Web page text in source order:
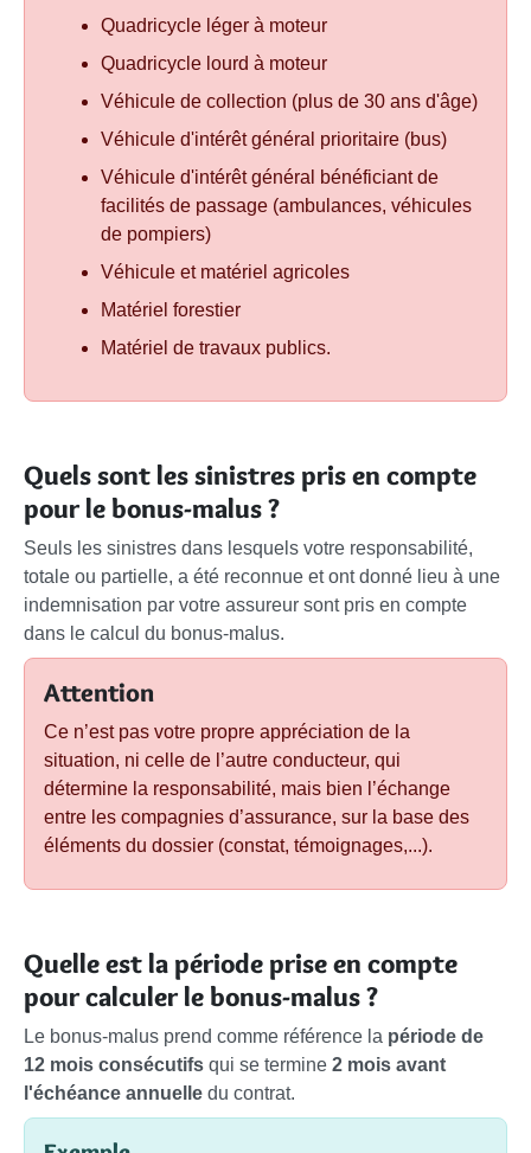
Quadricycle léger à moteur
Quadricycle lourd à moteur
Véhicule de collection (plus de 30 ans d'âge)
Véhicule d'intérêt général prioritaire (bus)
Véhicule d'intérêt général bénéficiant de
facilités de passage (ambulances, véhicules
de pompiers)
Véhicule et matériel agricoles
Matériel forestier
Matériel de travaux publics.
Quels sont les sinistres pris en compte
pour le bonus-malus ?
Seuls les sinistres dans lesquels votre responsabilité,
totale ou partielle, a été reconnue et ont donné lieu à une
indemnisation par votre assureur sont pris en compte
dans le calcul du bonus-malus.
Attention
Ce n’est pas votre propre appréciation de la
situation, ni celle de l’autre conducteur, qui
détermine la responsabilité, mais bien l’échange
entre les compagnies d’assurance, sur la base des
éléments du dossier (constat, témoignages,...).
Quelle est la période prise en compte
pour calculer le bonus-malus ?
Le bonus-malus prend comme référence la période de
12 mois consécutifs qui se termine 2 mois avant
l'échéance annuelle du contrat.